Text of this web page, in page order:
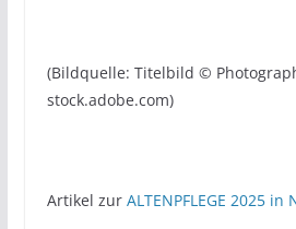
(Bildquelle: Titelbild ©
stock.adobe.com)
Artikel zur ALTENPFLEGE 2025